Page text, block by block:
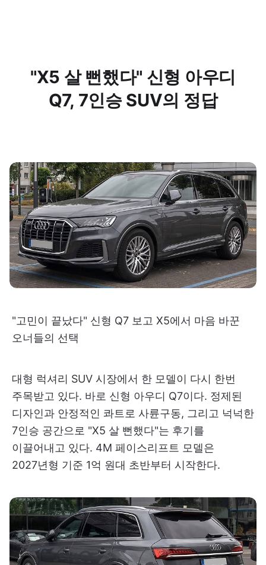
"X5 살 뻔했다" 신형 아우디
Q7, 7인승 SUV의 정답
"고민이 끝났다" 신형 Q7 보고 X5에서 마음 바꾼
오너들의 선택
대형 럭셔리 SUV 시장에서 한 모델이 다시 한번
주목받고 있다. 바로 신형 아우디 Q7이다. 정제된
디자인과 안정적인 콰트로 사륜구동, 그리고 넉넉한
7인승 공간으로 "X5 살 뻔했다"는 후기를
이끌어내고 있다. 4M 페이스리프트 모델은
2027년형 기준 1억 원대 초반부터 시작한다.